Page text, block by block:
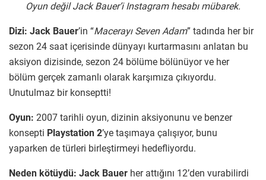
Oyun değil Jack Bauer’i Instagram hesabı mübarek.
Dizi: Jack Bauer’in “Macerayı Seven Adam” tadında her bir
sezon 24 saat içerisinde dünyayı kurtarmasını anlatan bu
aksiyon dizisinde, sezon 24 bölüme bölünüyor ve her
bölüm gerçek zamanlı olarak karşımıza çıkıyordu.
Unutulmaz bir konseptti!
Oyun: 2007 tarihli oyun, dizinin aksiyonunu ve benzer
konsepti Playstation 2’ye taşımaya çalışıyor, bunu
yaparken de türleri birleştirmeyi hedefliyordu.
Neden kötüydü: Jack Bauer her attığını 12’den vurabilirdi